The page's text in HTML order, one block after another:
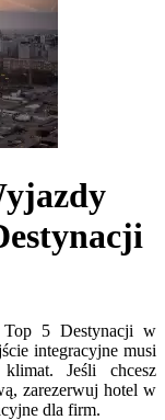
Top 5 Destynacji w
integracyjne musi
Jeśli chcesz
zarezerwuj hotel w
dla firm.